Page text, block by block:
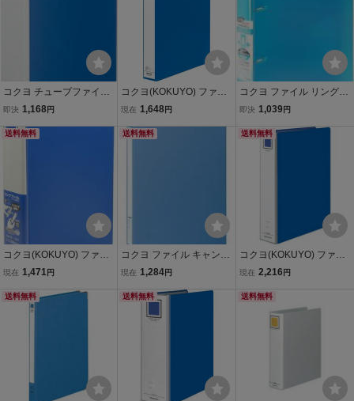
コクヨ チューブファイル
K2 両開き A4縦 青 K2フ-E
即決 1,168円
コクヨ(KOKUYO) ファイ
ル リングファイル A4縦 4
現在 1,648円
コクヨ ファイル リングフ
ァイル スリムスタイルPP
フ-URFC430LB
即決 1,039円
送料無料
コクヨ(KOKUYO) ファイ
ル リングファイル PP表
現在 1,471円
送料無料
コクヨ ファイル キャンパ
ス レバーファイル Z式 A4
3
現在 1,284円
送料無料
コクヨ(KOKUYO) ファイ
ル ガバットパイプ式ファ
A4 2穴 800枚収容 青 フ-G
現在 2,216 円
送料無料 送料無料 送料無料